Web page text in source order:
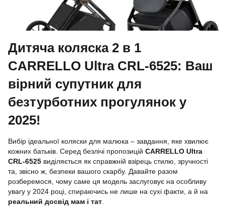
Дитяча коляска 2 в 1
CARRELLO Ultra CRL-6525: Ваш
вірний супутник для
безтурботних прогулянок у
2025!
Вибір ідеальної коляски для малюка – завдання, яке хвилює
кожних батьків. Серед безлічі пропозицій CARRELLO Ultra
CRL-6525 виділяється як справжній взірець стилю, зручності
та, звісно ж, безпеки вашого скарбу. Давайте разом
розберемося, чому саме ця модель заслуговує на особливу
увагу у 2024 році, спираючись не лише на сухі факти, а й на
реальний досвід мам і тат.